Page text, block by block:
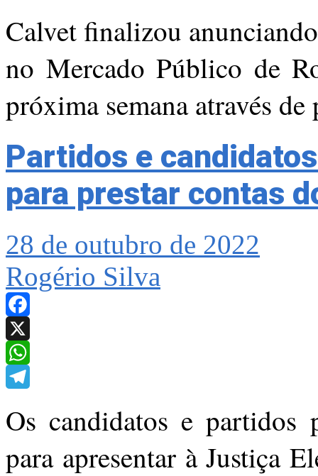
Calvet finalizou
no Mercado Público de
próxima semana através
Partidos e
para prestar contas
28 de outubro de 2022
Rogério Silva
Facebook
X
WhatsApp
Os candidatos e
para apresentar à Justiça